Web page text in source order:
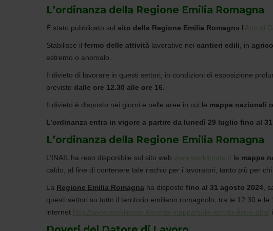
L’ordinanza della Regione Emilia Romagna
È stato pubblicato sul sito della Regione Emilia Romagna l’
Stabilisce il fermo delle attività lavorative nei cantieri edili , in
estremo o anomalo.
Il divieto di lavorare in questi settori, in condizioni di esposizione
previsto dalle ore 12.30 alle ore 16.
Il divieto è disposto nei giorni e nelle aree in cui le mappe nazionali
L’ordinanza entra in vigore a partire da lunedì 29 luglio fino al
L’ordinanza della Regione Emilia Romagna
L’INAIL ha reso disponibile sul sito web le mappe
caldo, al fine di contenere tale rischio per i lavoratori, tanto più per
La Regione Emilia Romagna ha disposto fino al 31 agosto 2024,
questi settori su tutto il territorio emiliano romagnolo, tra le 12.30 e
internet